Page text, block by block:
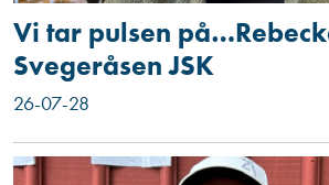
Vi tar pulsen
Svegeråsen JSK
26-07-28